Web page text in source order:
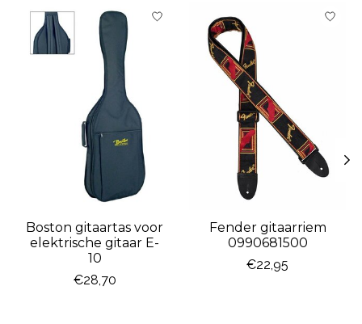
Items van productcarrousel
Boston gitaartas voor
elektrische gitaar E-
10
€28,70
Fender gitaarriem
0990681500
€22,95